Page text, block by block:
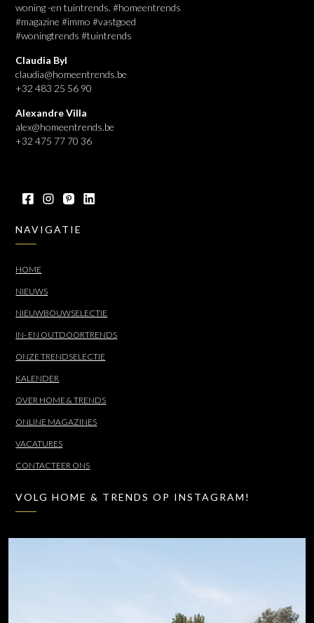
woning -en tuintrends. #homeentrends
#magazine #immo #vastgoed
#woningtrends #tuintrends
Claudia Byl
claudia@homeentrends.be
+32 483 25 56 90
Alexandre Villa
alex@homeentrends.be
+32 475 77 70 36
NAVIGATIE
HOME
NIEUWS
NIEUWBOUWSELECTIE
IN- EN OUTDOORTRENDS
ONZE TRENDSELECTIE
KALENDER
OVER HOME & TRENDS
ONLINE MAGAZINES
VACATURES
CONTACTEER ONS
VOLG HOME & TRENDS OP INSTAGRAM!